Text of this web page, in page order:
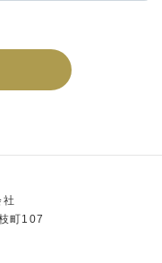
町107